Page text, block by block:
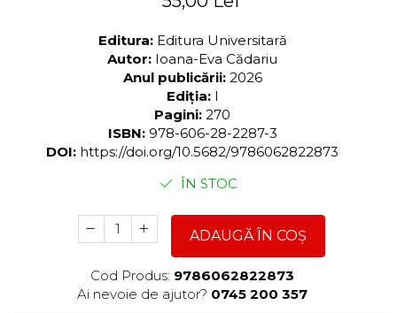
Editura: Editura Universitară
Autor: Ioana-Eva Cădariu
Anul publicării: 2026
Ediția: I
Pagini: 270
ISBN: 978-606-28-2287-3
DOI: https://doi.org/10.5682/9786062822873
ÎN STOC
ADAUGĂ ÎN COȘ
Cod Produs: 9786062822873
Ai nevoie de ajutor? 0745 200 357